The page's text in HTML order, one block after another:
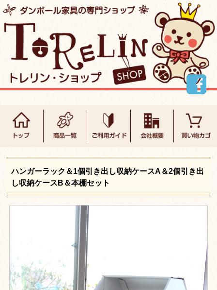
ハンガーラック＆1個引き出し収納ケースA＆2個引き出
し収納ケースB＆本棚セット